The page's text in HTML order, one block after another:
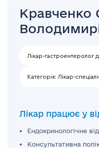
Кравченко
Лікар-гастроентеролог
Категорія: Лікар-
Лікар працює у
Ендокринологічне
Консультативна